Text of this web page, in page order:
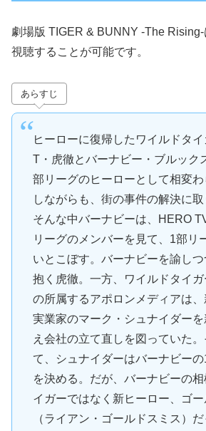
劇場版 TIGER & BUNNY -The Rising-
視聴することが可能です。
あらすじ
ヒーローに復帰したワイルドタイ
T・虎徹とバーナビー・ブルック
部リーグのヒーローとして相変
しながらも、街の事件の解決に取
そんな中バーナビーは、HERO
リーグのメンバーを見て、1部リ
いとこぼす。バーナビーを諭し
抱く虎徹。一方、ワイルドタイ
の所属するアポロンメディアは
実業家のマーク・シュナイダー
え会社の立て直しを図っていた
て、シュナイダーはバーナビー
を決める。だが、バーナビーの
イガーではなく新ヒーロー、ゴ
（ライアン・ゴールドスミス）